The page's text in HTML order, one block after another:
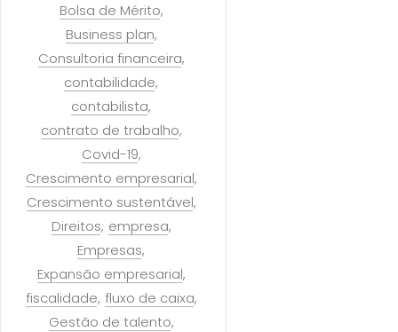
Bolsa de Mérito
Business plan
Consultoria financeira
contabilidade
contabilista
contrato de trabalho
Covid-19
Crescimento empresarial
Crescimento sustentável
Direitos empresa
Empresas
Expansão empresarial
fiscalidade fluxo de caixa
Gestão de talento